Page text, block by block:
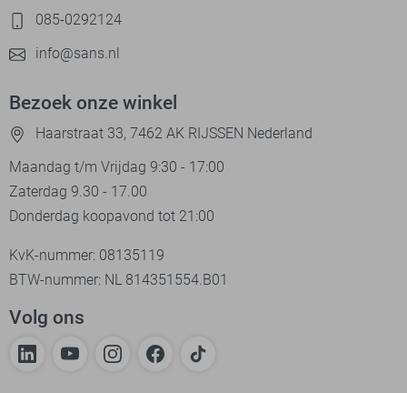
085-0292124
info@sans.nl
Bezoek onze winkel
Haarstraat 33, 7462 AK RIJSSEN Nederland
Maandag t/m Vrijdag 9:30 - 17:00
Zaterdag 9.30 - 17.00
Donderdag koopavond tot 21:00
KvK-nummer: 08135119
BTW-nummer: NL 814351554.B01
Volg ons